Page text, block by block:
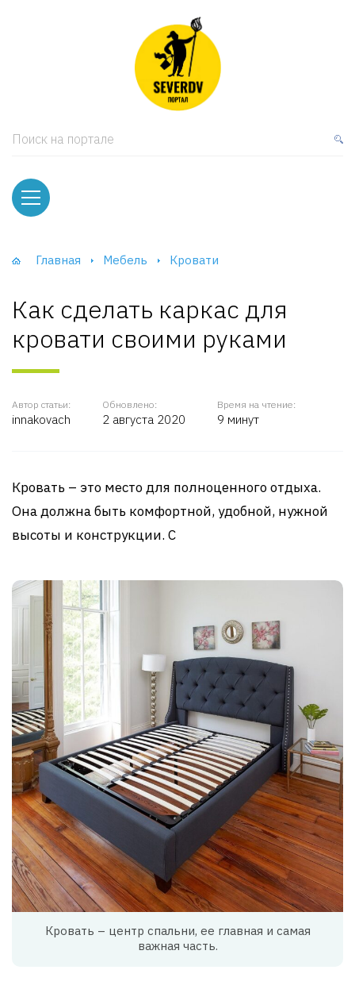
Поиск на портале
Главная Мебель Кровати
Как сделать каркас для
кровати своими руками
Автор статьи:
innakovach
Обновлено:
2 августа 2020
Время на чтение:
9 минут
Кровать – это место для полноценного отдыха.
Она должна быть комфортной, удобной, нужной
высоты и конструкции. С
Кровать – центр спальни, ее главная и самая
важная часть.
и тумбы